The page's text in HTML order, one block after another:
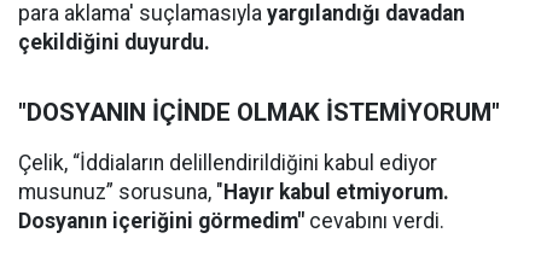
para aklama' suçlamasıyla yargılandığı davadan
çekildiğini duyurdu.
"DOSYANIN İÇİNDE OLMAK İSTEMİYORUM"
Çelik, “İddiaların delillendirildiğini kabul ediyor
musunuz” sorusuna, " Hayır kabul etmiyorum.
Dosyanın içeriğini görmedim" cevabını verdi.